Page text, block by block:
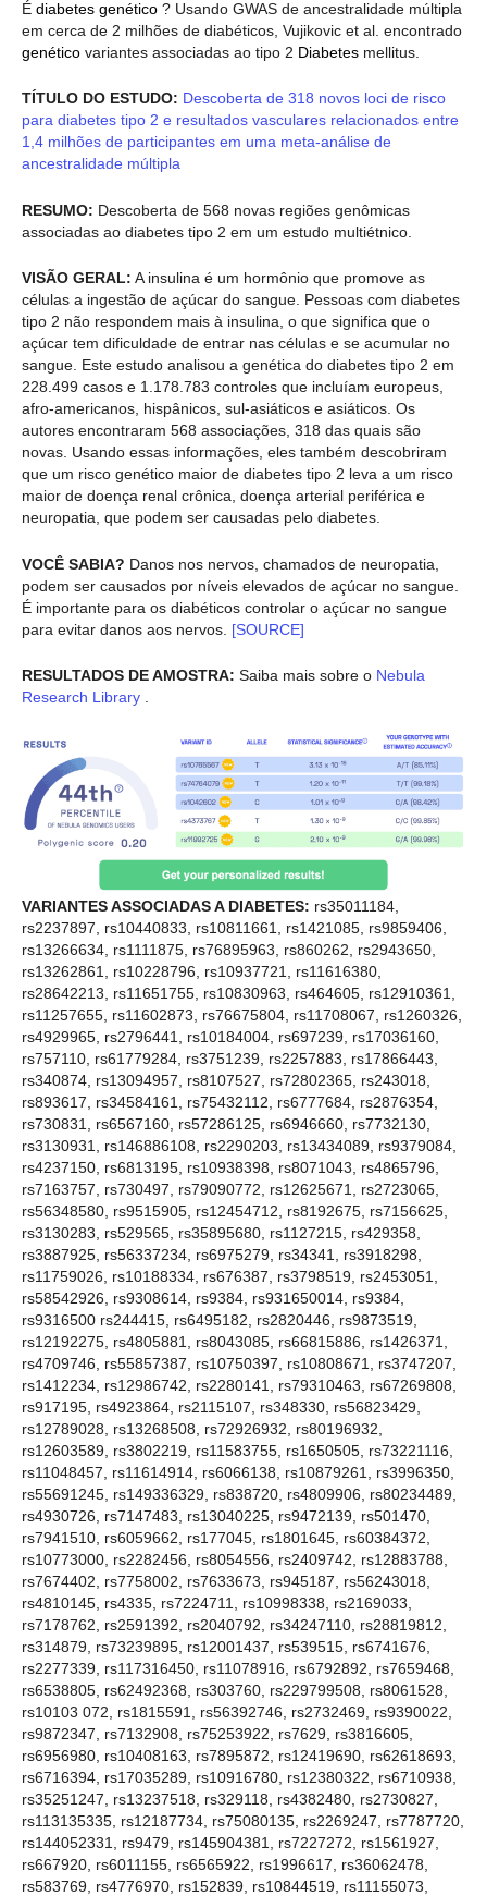
É diabetes genético ? Usando GWAS de ancestralidade múltipla
em cerca de 2 milhões de diabéticos, Vujikovic et al. encontrado
genético variantes associadas ao tipo 2 Diabetes mellitus.
TÍTULO DO ESTUDO: Descoberta de 318 novos loci de risco
para diabetes tipo 2 e resultados vasculares relacionados entre
1,4 milhões de participantes em uma meta-análise de
ancestralidade múltipla
RESUMO: Descoberta de 568 novas regiões genômicas
associadas ao diabetes tipo 2 em um estudo multiétnico.
VISÃO GERAL: A insulina é um hormônio que promove as
células a ingestão de açúcar do sangue. Pessoas com diabetes
tipo 2 não respondem mais à insulina, o que significa que o
açúcar tem dificuldade de entrar nas células e se acumular no
sangue. Este estudo analisou a genética do diabetes tipo 2 em
228.499 casos e 1.178.783 controles que incluíam europeus,
afro-americanos, hispânicos, sul-asiáticos e asiáticos. Os
autores encontraram 568 associações, 318 das quais são
novas. Usando essas informações, eles também descobriram
que um risco genético maior de diabetes tipo 2 leva a um risco
maior de doença renal crônica, doença arterial periférica e
neuropatia, que podem ser causadas pelo diabetes.
VOCÊ SABIA? Danos nos nervos, chamados de neuropatia,
podem ser causados por níveis elevados de açúcar no sangue.
É importante para os diabéticos controlar o açúcar no sangue
para evitar danos aos nervos. [SOURCE]
RESULTADOS DE AMOSTRA: Saiba mais sobre o Nebula
Research Library
VARIANTES ASSOCIADAS A DIABETES: rs35011184,
rs2237897, rs10440833, rs10811661, rs1421085, rs9859406,
rs13266634, rs1111875, rs76895963, rs860262, rs2943650,
rs13262861, rs10228796, rs10937721, rs11616380,
rs28642213, rs11651755, rs10830963, rs464605, rs12910361,
rs11257655, rs11602873, rs76675804, rs11708067, rs1260326,
rs4929965, rs2796441, rs10184004, rs697239, rs17036160,
rs757110, rs61779284, rs3751239, rs2257883, rs17866443,
rs340874, rs13094957, rs8107527, rs72802365, rs243018,
rs893617, rs34584161, rs75432112, rs6777684, rs2876354,
rs730831, rs6567160, rs57286125, rs6946660, rs7732130,
rs3130931, rs146886108, rs2290203, rs13434089, rs9379084,
rs4237150, rs6813195, rs10938398, rs8071043, rs4865796,
rs7163757, rs730497, rs79090772, rs12625671, rs2723065,
rs56348580, rs9515905, rs12454712, rs8192675, rs7156625,
rs3130283, rs529565, rs35895680, rs1127215, rs429358,
rs3887925, rs56337234, rs6975279, rs34341, rs3918298,
rs11759026, rs10188334, rs676387, rs3798519, rs2453051,
rs58542926, rs9308614, rs9384, rs931650014, rs9384,
rs9316500 rs244415, rs6495182, rs2820446, rs9873519,
rs12192275, rs4805881, rs8043085, rs66815886, rs1426371,
rs4709746, rs55857387, rs10750397, rs10808671, rs3747207,
rs1412234, rs12986742, rs2280141, rs79310463, rs67269808,
rs917195, rs4923864, rs2115107, rs348330, rs56823429,
rs12789028, rs13268508, rs72926932, rs80196932,
rs12603589, rs3802219, rs11583755, rs1650505, rs73221116,
rs11048457, rs11614914, rs6066138, rs10879261, rs3996350,
rs55691245, rs149336329, rs838720, rs4809906, rs80234489,
rs4930726, rs7147483, rs13040225, rs9472139, rs501470,
rs7941510, rs6059662, rs177045, rs1801645, rs60384372,
rs10773000, rs2282456, rs8054556, rs2409742, rs12883788,
rs7674402, rs7758002, rs7633673, rs945187, rs56243018,
rs4810145, rs4335, rs7224711, rs10998338, rs2169033,
rs7178762, rs2591392, rs2040792, rs34247110, rs28819812,
rs314879, rs73239895, rs12001437, rs539515, rs6741676,
rs2277339, rs117316450, rs11078916, rs6792892, rs7659468,
rs6538805, rs62492368, rs303760, rs229799508, rs8061528,
rs10103 072, rs1815591, rs56392746, rs2732469, rs9390022,
rs9872347, rs7132908, rs75253922, rs7629, rs3816605,
rs6956980, rs10408163, rs7895872, rs12419690, rs62618693,
rs6716394, rs17035289, rs10916780, rs12380322, rs6710938,
rs35251247, rs13237518, rs329118, rs4382480, rs2730827,
rs113135335, rs12187734, rs75080135, rs2269247, rs7787720,
rs144052331, rs9479, rs145904381, rs7227272, rs1561927,
rs667920, rs6011155, rs6565922, rs1996617, rs36062478,
rs583769, rs4776970, rs152839, rs10844519, rs11155073,